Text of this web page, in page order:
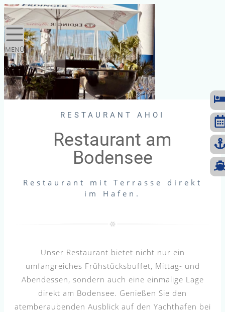
Direkt zum Inhalt springen
Direkt zur Navigation springen
Direkt zum Footer springen
RESTAURANT AHOI
Restaurant am
Bodensee
Restaurant mit Terrasse direkt
im Hafen.
Unser Restaurant bietet nicht nur ein
umfangreiches Frühstücksbuffet, Mittag- und
Abendessen, sondern auch eine einmalige Lage
direkt am Bodensee. Genießen Sie den
atemberaubenden Ausblick auf den Yachthafen bei
MENÜ